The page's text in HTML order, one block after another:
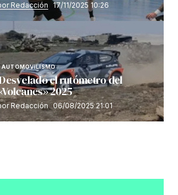
Redacción 17/11/2025 10:26
AUTOMOVILISMO
el rutómetro del
2025
Redacción 06/08/2025 21:01